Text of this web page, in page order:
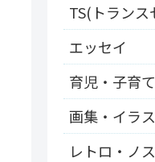
TS(トラン
エッセイ
育児・子育て
画集・イラ
レトロ・ノ